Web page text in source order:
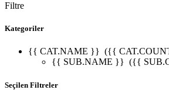
Filtre
Kategoriler
{{ CAT.NAME }} ({{
{{ SUB.NAME }} ({{
Seçilen Filtreler